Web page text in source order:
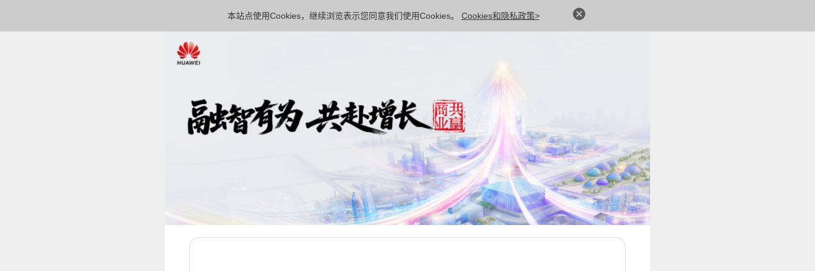
本站点使用Cookies，继续浏览表示您同意我们使用Cookies。 Cookies和隐私政策>